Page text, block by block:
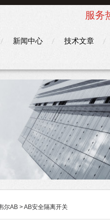
服务
新闻中心 技术文章
尔AB >AB安全隔离开关